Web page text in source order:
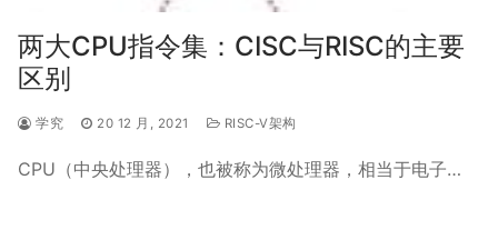
两大CPU指令集：CISC与RISC的主要
区别
学究 20 12 月, 2021 RISC-V架构
CPU（中央处理器），也被称为微处理器，相当于电子…